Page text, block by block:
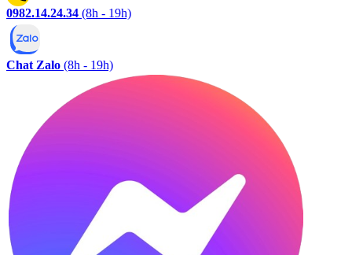
0982.14.24.34 (8h - 19h)
Chat Zalo (8h - 19h)